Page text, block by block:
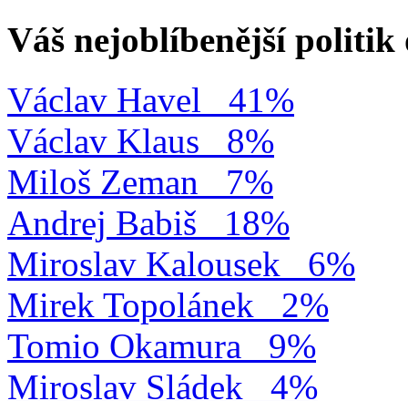
Váš nejoblíbenější politik
Václav Havel
41%
Václav Klaus
8%
Miloš Zeman
7%
Andrej Babiš
18%
Miroslav Kalousek
6%
Mirek Topolánek
2%
Tomio Okamura
9%
Miroslav Sládek
4%